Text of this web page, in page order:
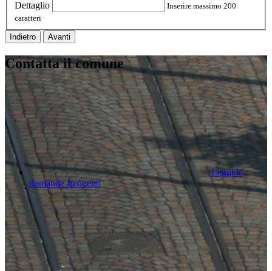
Dettaglio
Inserire massimo 200
caratteri
Indietro Avanti
Contatta il comune
Leggi le
domande frequenti